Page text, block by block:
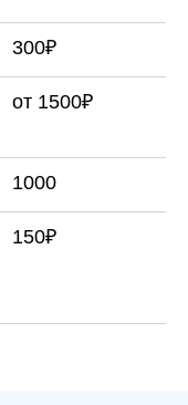
300₽
от 1500₽
1000
150₽